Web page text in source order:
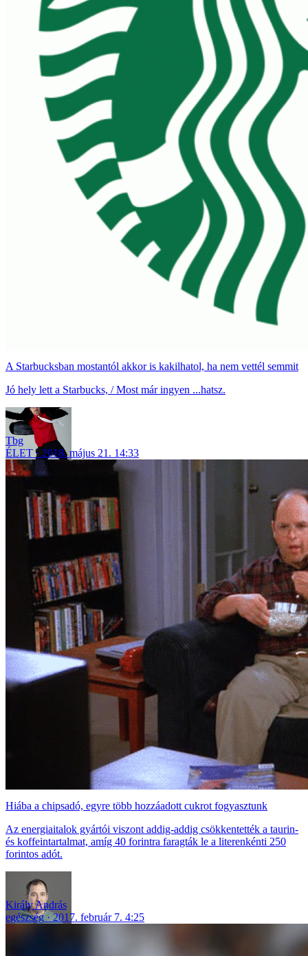
A Starbucksban mostantól akkor is kakilhatol, ha nem vettél semmit
Jó hely lett a Starbucks, / Most már ingyen ...hatsz.
Tbg
ÉLET
2018. május 21. 14:33
Hiába a chipsadó, egyre több hozzáadott cukrot fogyasztunk
Az energiaitalok gyártói viszont addig-addig csökkentették a taurin-
és koffeintartalmat, amíg 40 forintra faragták le a literenkénti 250
forintos adót.
Király András
egészség
2017. február 7. 4:25